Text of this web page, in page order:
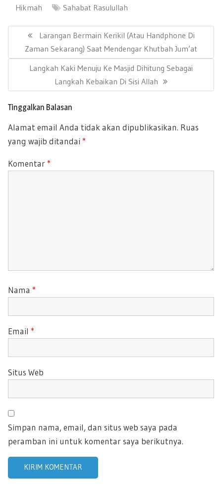
Hikmah Sahabat Rasulullah
Navigasi
Previous
Post:
Larangan Bermain Kerikil (atau Handphone Di
Zaman Sekarang) Saat Mendengar Khutbah Jum’at
Next
Langkah Kaki Menuju Ke Masjid Dihitung Sebagai
Langkah Kebaikan Di Sisi Allah
Tinggalkan Balasan
Alamat email Anda tidak akan dipublikasikan. Ruas
yang wajib ditandai *
Komentar *
Nama *
Email *
Situs Web
Simpan nama, email, dan situs web saya pada
peramban ini untuk komentar saya berikutnya.